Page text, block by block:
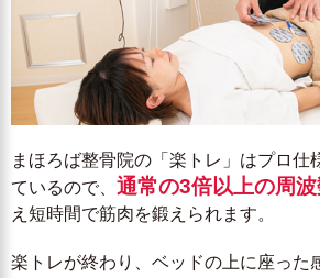
まほろば整骨院の「楽トレ」はプロ仕
ているので、 通常の3倍以上の周
え短時間で筋肉を鍛えられます。
楽トレが終わり、ベッドの上に座った